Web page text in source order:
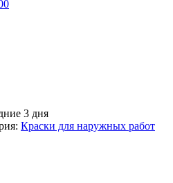
3 дня
Краски для наружных работ